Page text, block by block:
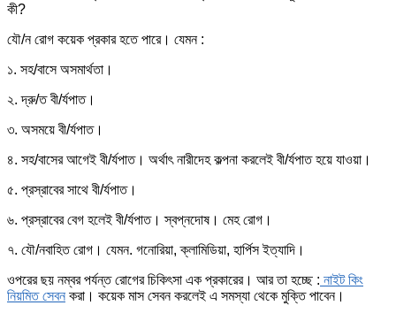
কী?
যৌ/ন রোগ কয়েক প্রকার হতে পারে। যেমন :
১. সহ/বাসে অসমার্থতা।
২. দ্রু/ত বী/র্যপাত।
৩. অসময়ে বী/র্যপাত।
৪. সহ/বাসের আগেই বী/র্যপাত। অর্থাৎ নারীদেহ কল্পনা করলেই বী/র্যপাত হয়ে যাওয়া।
৫. প্রস্রাবের সাথে বী/র্যপাত।
৬. প্রস্রাবের বেগ হলেই বী/র্যপাত। স্বপ্নদোষ। মেহ রোগ।
৭. যৌ/নবাহিত রোগ। যেমন. গনোরিয়া, ক্লামিডিয়া, হার্পিস ইত্যাদি।
ওপরের ছয় নম্বর পর্যন্ত রোগের চিকিৎসা এক প্রকারের। আর তা হচ্ছে : নাইট কিং
নিয়মিত সেবন করা। কয়েক মাস সেবন করলেই এ সমস্যা থেকে মুক্তি পাবেন।